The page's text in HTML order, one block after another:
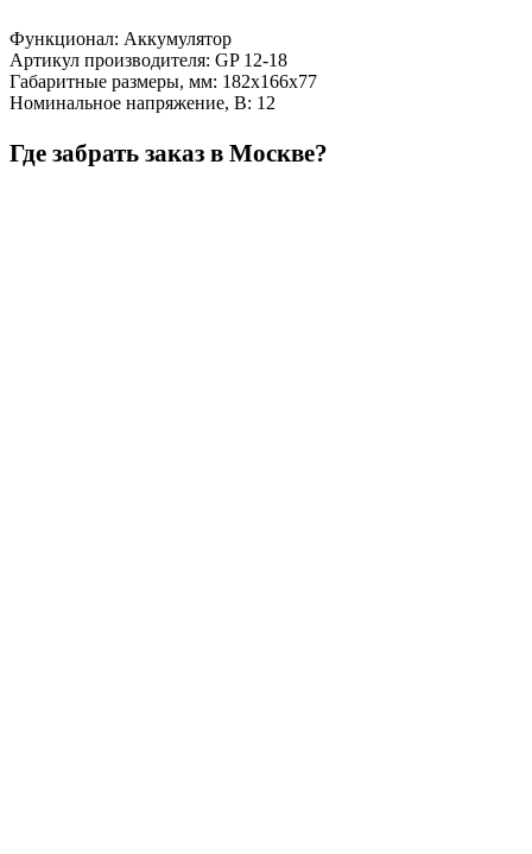
Функционал: Аккумулятор
Артикул производителя: GP 12-18
Габаритные размеры, мм: 182х166х77
Номинальное напряжение, В: 12
Где забрать заказ в Москве?